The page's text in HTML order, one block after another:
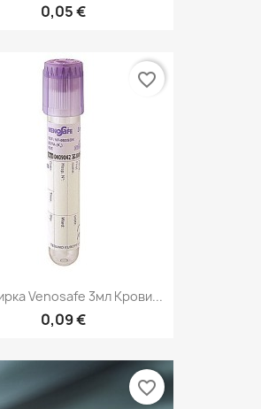
0,05 €
Venosafe 3мл Крови...
0,09 €
favorite_border
favorite_border